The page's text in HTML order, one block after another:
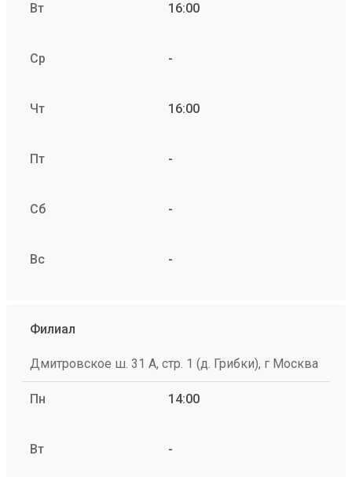
Вт 16:00
Ср -
Чт 16:00
Пт -
Сб -
Вс -
Филиал
Дмитровское ш. 31 А, стр. 1 (д. Грибки), г Москва
Пн 14:00
Вт -